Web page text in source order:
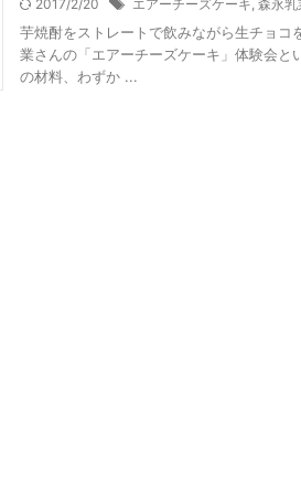
2017/2/20 エアーチーズケーキ, 森永乳
芋焼酎をストレートで飲みながら生チョ
業さんの「エアーチーズケーキ」体験会
の材料、わずか ...